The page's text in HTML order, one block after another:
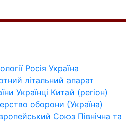
Росія Україна
літальний апарат
Українці Китай (регіон)
оборони (Україна)
Союз Північна та